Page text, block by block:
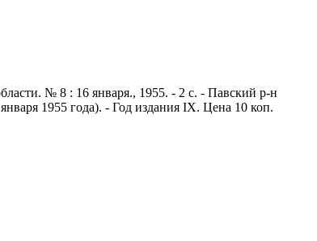
№ 8 : 16 января., 1955. - 2 с. - Павский р-н
1955 года). - Год издания IX. Цена 10 коп.